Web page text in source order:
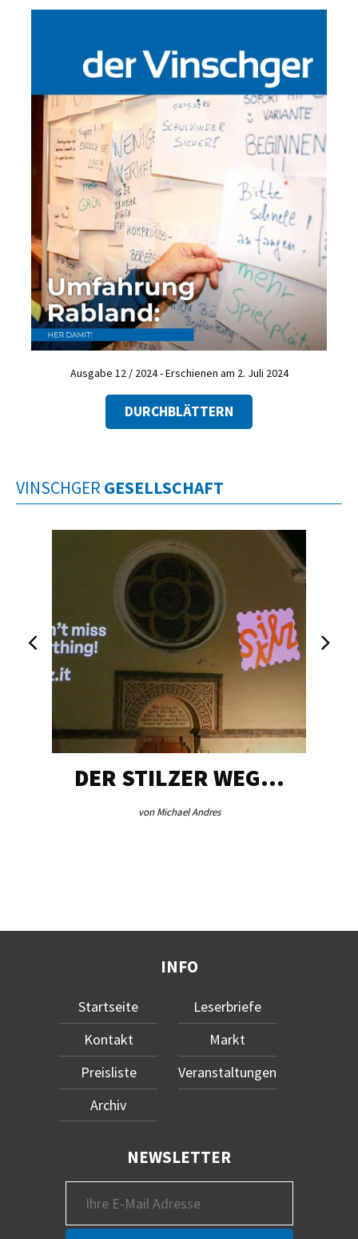
Ausgabe 12 / 2024 - Erschienen am 2. Juli 2024
DURCHBLÄTTERN
VINSCHGER GESELLSCHAFT
DER STILZER WEG…
von Michael Andres
INFO
Startseite
Kontakt
Preisliste
Archiv
Leserbriefe
Markt
Veranstaltungen
NEWSLETTER